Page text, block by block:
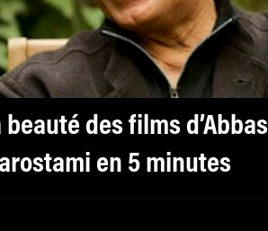
beauté des films d’Abbas
en 5 minutes